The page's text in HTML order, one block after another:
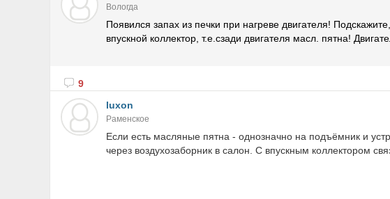
Вологда
Появился запах из печки при нагреве двигателя!
впускной коллектор, т.е.сзади двигателя масл. пятна!
9
luxon
Раменское
Если есть масляные пятна - однозначно на подъёмник и
через воздухозаборник в салон. С впускным коллектором